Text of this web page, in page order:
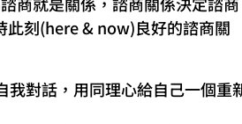
此刻(here & now)良好的諮商關
我對話，用同理心給自己一個重